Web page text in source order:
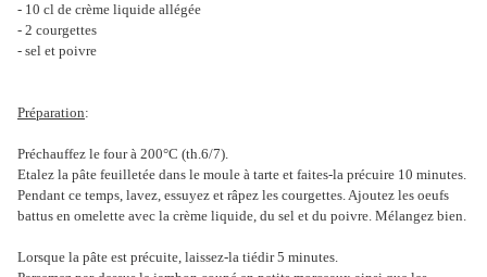
- 10 cl de crème liquide allégée
- 2 courgettes
- sel et poivre
Préparation:
Préchauffez le four à 200°C (th.6/7).
Etalez la pâte feuilletée dans le moule à tarte et faites-la précuire 10 minutes.
Pendant ce temps, lavez, essuyez et râpez les courgettes. Ajoutez les oeufs
battus en omelette avec la crème liquide, du sel et du poivre. Mélangez bien.
Lorsque la pâte est précuite, laissez-la tiédir 5 minutes.